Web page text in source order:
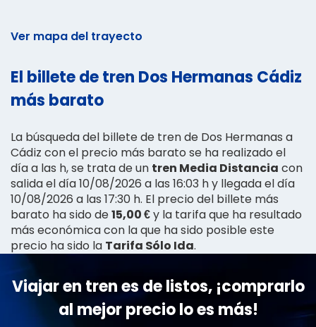
Ver mapa del trayecto
El billete de tren Dos Hermanas Cádiz
más barato
La búsqueda del billete de tren de Dos Hermanas a
Cádiz con el precio más barato se ha realizado el
día a las h, se trata de un tren Media Distancia con
salida el día 10/08/2026 a las 16:03 h y llegada el día
10/08/2026 a las 17:30 h. El precio del billete más
barato ha sido de15,00 €y la tarifa que ha resultado
más económica con la que ha sido posible este
precio ha sido la Tarifa Sólo Ida.
Viajar en tren es de listos, ¡comprarlo
al mejor precio lo es más!